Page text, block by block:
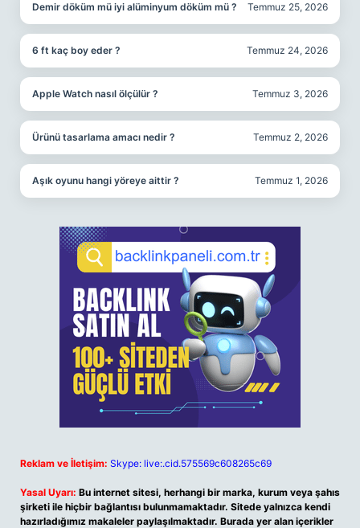
Demir döküm mü iyi alüminyum döküm mü ? Temmuz 25, 2026
6 ft kaç boy eder ? Temmuz 24, 2026
Apple Watch nasıl ölçülür ? Temmuz 3, 2026
Ürünü tasarlama amacı nedir ? Temmuz 2, 2026
Aşık oyunu hangi yöreye aittir ? Temmuz 1, 2026
Reklam ve İletişim: Skype: live:.cid.575569c608265c69
Yasal Uyarı: Bu internet sitesi, herhangi bir marka, kurum veya şahıs
şirketi ile hiçbir bağlantısı bulunmamaktadır. Sitede yalnızca kendi
hazırladığımız makaleler paylaşılmaktadır. Burada yer alan içerikler